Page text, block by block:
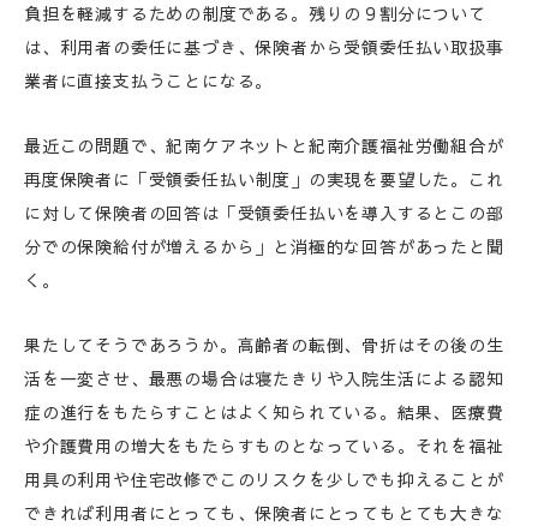
負担を軽減するための制度である。残りの９割分について
は、利用者の委任に基づき、保険者から受領委任払い取扱事
業者に直接支払うことになる。
最近この問題で、紀南ケアネットと紀南介護福祉労働組合が
再度保険者に「受領委任払い制度」の実現を要望した。これ
に対して保険者の回答は「受領委任払いを導入するとこの部
分での保険給付が増えるから」と消極的な回答があったと聞
く。
果たしてそうであろうか。高齢者の転倒、骨折はその後の生
活を一変させ、最悪の場合は寝たきりや入院生活による認知
症の進行をもたらすことはよく知られている。結果、医療費
や介護費用の増大をもたらすものとなっている。それを福祉
用具の利用や住宅改修でこのリスクを少しでも抑えることが
できれば利用者にとっても、保険者にとってもとても大きな